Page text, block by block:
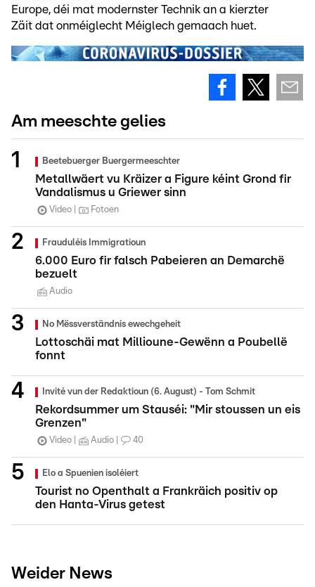
Europe, déi mat modernster Technik an a kierzter
Zäit dat onméiglecht Méiglech gemaach huet.
Am meeschte gelies
Beetebuerger Buergermeeschter
Metallwäert vu Kräizer a Figure kéint Grond fir
Vandalismus u Griewer sinn
Video Fotoen
Frauduléis Immigratioun
6.000 Euro fir falsch Pabeieren an Demarchë
bezuelt
Audio
No Mëssverständnis ewechgeheit
Lottoschäi mat Millioune-Gewënn a Poubellë
fonnt
Invité vun der Redaktioun (6. August) - Tom Schmit
Rekordsummer um Stauséi: "Mir stoussen un eis
Grenzen"
Video Audio 40
Elo a Spuenien isoléiert
Tourist no Openthalt a Frankräich positiv op
den Hanta-Virus getest
Weider News